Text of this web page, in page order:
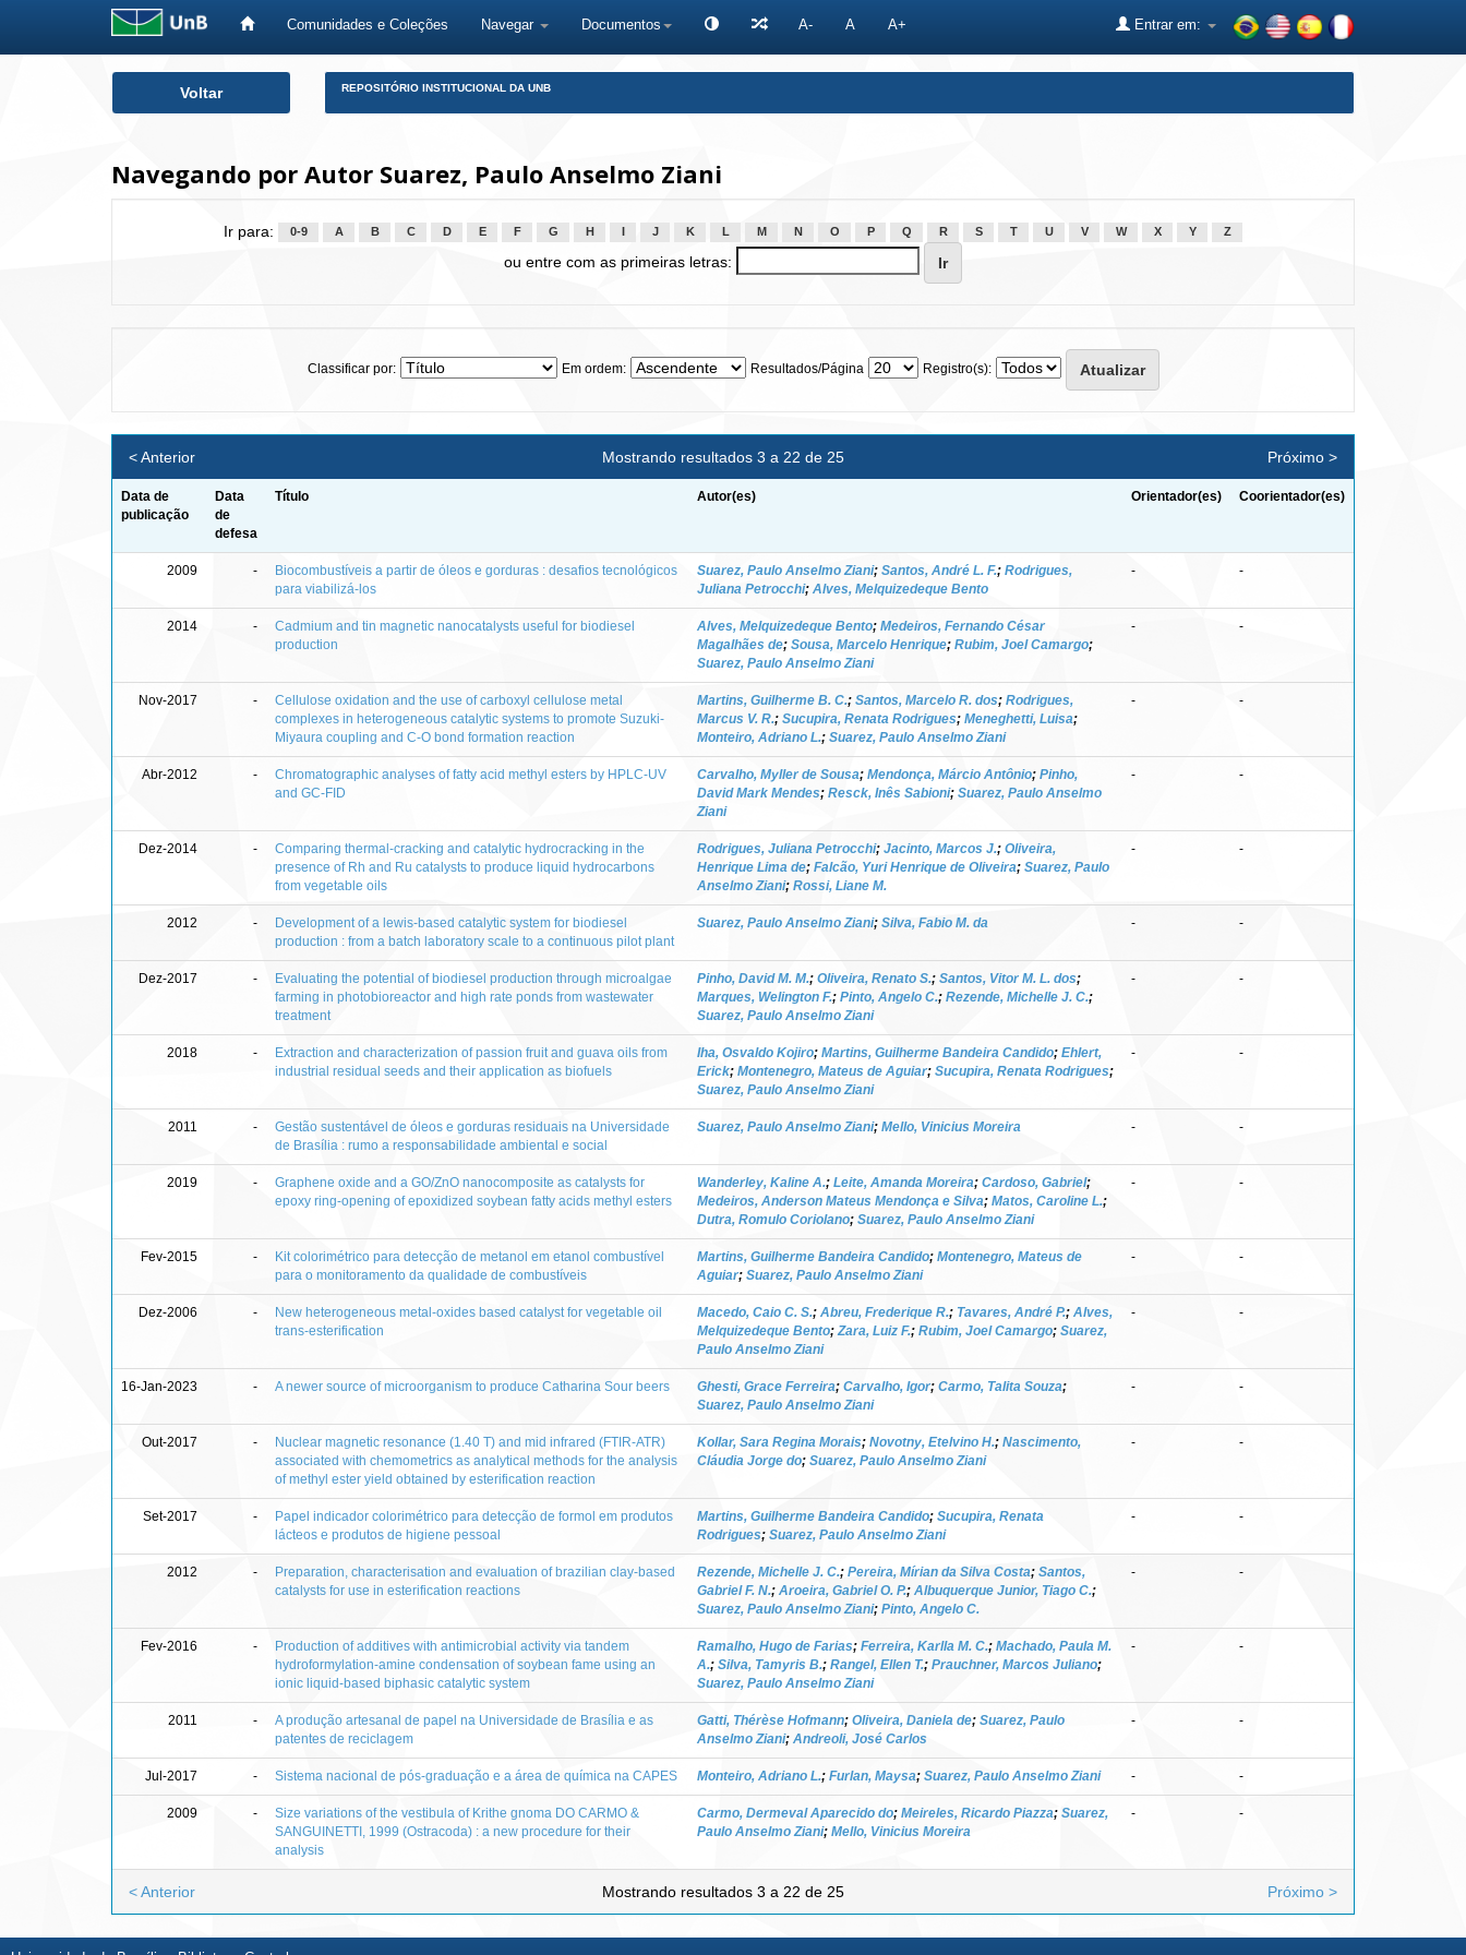
Comunidades e Coleções Navegar Documentos A- A A+ Entrar em:
Voltar REPOSITÓRIO INSTITUCIONAL DA UNB
Navegando por Autor Suarez, Paulo Anselmo Ziani
Ir para: 0-9 A B C D E F G H J K L M N O P Q R S T U V W X Y Z
ou entre com as primeiras letras:
Classificar por: Em ordem: Resultados/Página Registro(s):
Mostrando resultados 3 a 22 de 25
< Anterior Próximo >
Data de
publicação
Data
de
defesa
Título Autor(es) Orientador(es) Coorientador(es)
2009 -
Biocombustíveis a partir de óleos e gorduras : desafios tecnológicos
para viabilizá-los
Suarez, Paulo Anselmo Ziani; Santos, André L. F.; Rodrigues,
Juliana Petrocchi; Alves, Melquizedeque Bento
- -
2014 -
Cadmium and tin magnetic nanocatalysts useful for biodiesel
production
Alves, Melquizedeque Bento; Medeiros, Fernando César
Magalhães de; Sousa, Marcelo Henrique; Rubim, Joel Camargo;
Suarez, Paulo Anselmo Ziani
- -
Nov-2017 -
Cellulose oxidation and the use of carboxyl cellulose metal
complexes in heterogeneous catalytic systems to promote Suzuki-
Miyaura coupling and C-O bond formation reaction
Martins, Guilherme B. C.; Santos, Marcelo R. dos; Rodrigues,
Marcus V. R.; Sucupira, Renata Rodrigues; Meneghetti, Luisa;
Monteiro, Adriano L.; Suarez, Paulo Anselmo Ziani
- -
Abr-2012 -
Chromatographic analyses of fatty acid methyl esters by HPLC-UV
and GC-FID
Carvalho, Myller de Sousa; Mendonça, Márcio Antônio; Pinho,
David Mark Mendes; Resck, Inês Sabioni; Suarez, Paulo Anselmo
Ziani
- -
Dez-2014 -
Comparing thermal-cracking and catalytic hydrocracking in the
presence of Rh and Ru catalysts to produce liquid hydrocarbons
from vegetable oils
Rodrigues, Juliana Petrocchi; Jacinto, Marcos J.; Oliveira,
Henrique Lima de; Falcão, Yuri Henrique de Oliveira; Suarez, Paulo
Anselmo Ziani; Rossi, Liane M.
- -
2012 -
Development of a lewis-based catalytic system for biodiesel
production : from a batch laboratory scale to a continuous pilot plant
Suarez, Paulo Anselmo Ziani; Silva, Fabio M. da - -
Dez-2017 -
Evaluating the potential of biodiesel production through microalgae
farming in photobioreactor and high rate ponds from wastewater
treatment
Pinho, David M. M.; Oliveira, Renato S.; Santos, Vitor M. L. dos;
Marques, Welington F.; Pinto, Angelo C.; Rezende, Michelle J. C.;
Suarez, Paulo Anselmo Ziani
- -
2018 -
Extraction and characterization of passion fruit and guava oils from
industrial residual seeds and their application as biofuels
Iha, Osvaldo Kojiro; Martins, Guilherme Bandeira Candido; Ehlert,
Erick; Montenegro, Mateus de Aguiar; Sucupira, Renata Rodrigues;
Suarez, Paulo Anselmo Ziani
- -
2011 -
Gestão sustentável de óleos e gorduras residuais na Universidade
de Brasília : rumo a responsabilidade ambiental e social
Suarez, Paulo Anselmo Ziani; Mello, Vinicius Moreira - -
2019 -
Graphene oxide and a GO/ZnO nanocomposite as catalysts for
epoxy ring-opening of epoxidized soybean fatty acids methyl esters
Wanderley, Kaline A.; Leite, Amanda Moreira; Cardoso, Gabriel;
Medeiros, Anderson Mateus Mendonça e Silva; Matos, Caroline L.;
Dutra, Romulo Coriolano; Suarez, Paulo Anselmo Ziani
- -
Fev-2015 -
Kit colorimétrico para detecção de metanol em etanol combustível
para o monitoramento da qualidade de combustíveis
Martins, Guilherme Bandeira Candido; Montenegro, Mateus de
Aguiar; Suarez, Paulo Anselmo Ziani
- -
Dez-2006 -
New heterogeneous metal-oxides based catalyst for vegetable oil
trans-esterification
Macedo, Caio C. S.; Abreu, Frederique R.; Tavares, André P.; Alves,
Melquizedeque Bento; Zara, Luiz F.; Rubim, Joel Camargo; Suarez,
Paulo Anselmo Ziani
- -
16-Jan-2023 - A newer source of microorganism to produce Catharina Sour beers Ghesti, Grace Ferreira; Carvalho, Igor; Carmo, Talita Souza;
Suarez, Paulo Anselmo Ziani
- -
Out-2017 -
Nuclear magnetic resonance (1.40 T) and mid infrared (FTIR-ATR)
associated with chemometrics as analytical methods for the analysis
of methyl ester yield obtained by esterification reaction
Kollar, Sara Regina Morais; Novotny, Etelvino H.; Nascimento,
Cláudia Jorge do; Suarez, Paulo Anselmo Ziani
- -
Set-2017 -
Papel indicador colorimétrico para detecção de formol em produtos
lácteos e produtos de higiene pessoal
Martins, Guilherme Bandeira Candido; Sucupira, Renata
Rodrigues; Suarez, Paulo Anselmo Ziani
- -
2012 -
Preparation, characterisation and evaluation of brazilian clay-based
catalysts for use in esterification reactions
Rezende, Michelle J. C.; Pereira, Mírian da Silva Costa; Santos,
Gabriel F. N.; Aroeira, Gabriel O. P.; Albuquerque Junior, Tiago C.;
Suarez, Paulo Anselmo Ziani; Pinto, Angelo C.
- -
Fev-2016 -
Production of additives with antimicrobial activity via tandem
hydroformylation-amine condensation of soybean fame using an
ionic liquid-based biphasic catalytic system
Ramalho, Hugo de Farias; Ferreira, Karlla M. C.; Machado, Paula M.
A.; Silva, Tamyris B.; Rangel, Ellen T.; Prauchner, Marcos Juliano;
Suarez, Paulo Anselmo Ziani
- -
2011 -
A produção artesanal de papel na Universidade de Brasília e as
patentes de reciclagem
Gatti, Thérèse Hofmann; Oliveira, Daniela de; Suarez, Paulo
Anselmo Ziani; Andreoli, José Carlos
- -
Jul-2017 - Sistema nacional de pós-graduação e a área de química na CAPES Monteiro, Adriano L.; Furlan, Maysa; Suarez, Paulo Anselmo Ziani - -
2009 -
Size variations of the vestibula of Krithe gnoma DO CARMO &
SANGUINETTI, 1999 (Ostracoda) : a new procedure for their
analysis
Carmo, Dermeval Aparecido do; Meireles, Ricardo Piazza; Suarez,
Paulo Anselmo Ziani; Mello, Vinicius Moreira
- -
Mostrando resultados 3 a 22 de 25
< Anterior Próximo >